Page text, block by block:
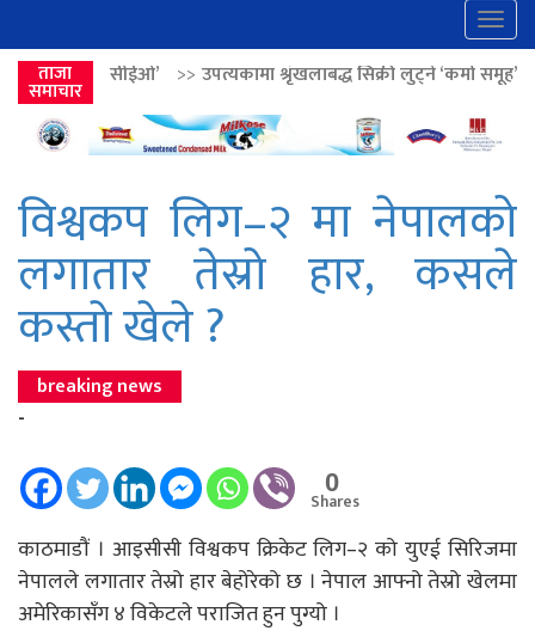
ताजा
समाचार
उपत्यकामा श्रृंखलाबद्ध सिक्री लुट्ने ‘कर्मा समूह’का नाइकेसहित पाँच
विश्वकप लिग–२ मा नेपालको
लगातार तेस्रो हार, कसले
कस्ताे खेले ?
breaking news
-
0
Shares
काठमाडौं । आइसीसी विश्वकप क्रिकेट लिग–२ को युएई सिरिजमा
नेपालले लगातार तेस्रो हार बेहोरेको छ । नेपाल आफ्नो तेस्रो खेलमा
अमेरिकासँग ४ विकेटले पराजित हुन पुग्यो ।